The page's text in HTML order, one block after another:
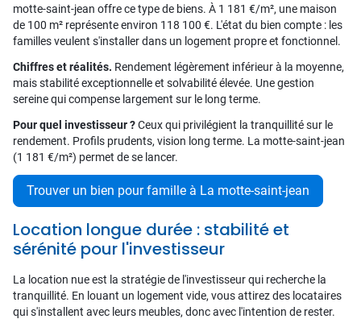
motte-saint-jean offre ce type de biens. À 1 181 €/m², une maison
de 100 m² représente environ 118 100 €. L'état du bien compte : les
familles veulent s'installer dans un logement propre et fonctionnel.
Chiffres et réalités. Rendement légèrement inférieur à la moyenne,
mais stabilité exceptionnelle et solvabilité élevée. Une gestion
sereine qui compense largement sur le long terme.
Pour quel investisseur ?Ceux qui privilégient la tranquillité sur le
rendement. Profils prudents, vision long terme. La motte-saint-jean
(1 181 €/m²) permet de se lancer.
Trouver un bien pour famille à La motte-saint-jean
Location longue durée : stabilité et
sérénité pour l'investisseur
La location nue est la stratégie de l'investisseur qui recherche la
tranquillité. En louant un logement vide, vous attirez des locataires
qui s'installent avec leurs meubles, donc avec l'intention de rester.